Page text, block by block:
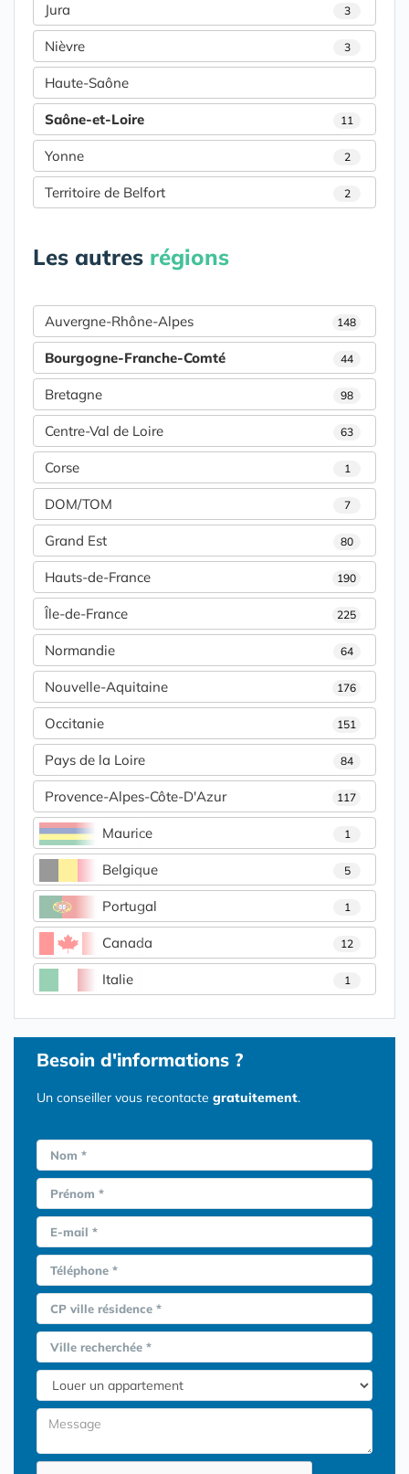
Jura 3
Nièvre 3
Haute-Saône
Saône-et-Loire 11
Yonne 2
Territoire de Belfort 2
Les autres régions
Auvergne-Rhône-Alpes 148
Bourgogne-Franche-Comté 44
Bretagne 98
Centre-Val de Loire 63
Corse 1
DOM/TOM 7
Grand Est 80
Hauts-de-France 190
Île-de-France 225
Normandie 64
Nouvelle-Aquitaine 176
Occitanie 151
Pays de la Loire 84
Provence-Alpes-Côte-D'Azur 117
Maurice 1
Belgique 5
Portugal 1
Canada 12
Italie 1
Besoin d'informations ?
Un conseiller vous recontacte gratuitement.
Nom *
Prénom *
E-mail *
Téléphone *
CP ville résidence *
Ville recherchée *